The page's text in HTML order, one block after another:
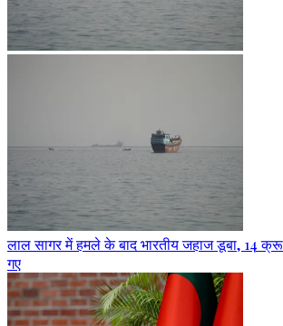
लाल सागर में हमले के बाद भारतीय जहाज डूबा, 14
गए